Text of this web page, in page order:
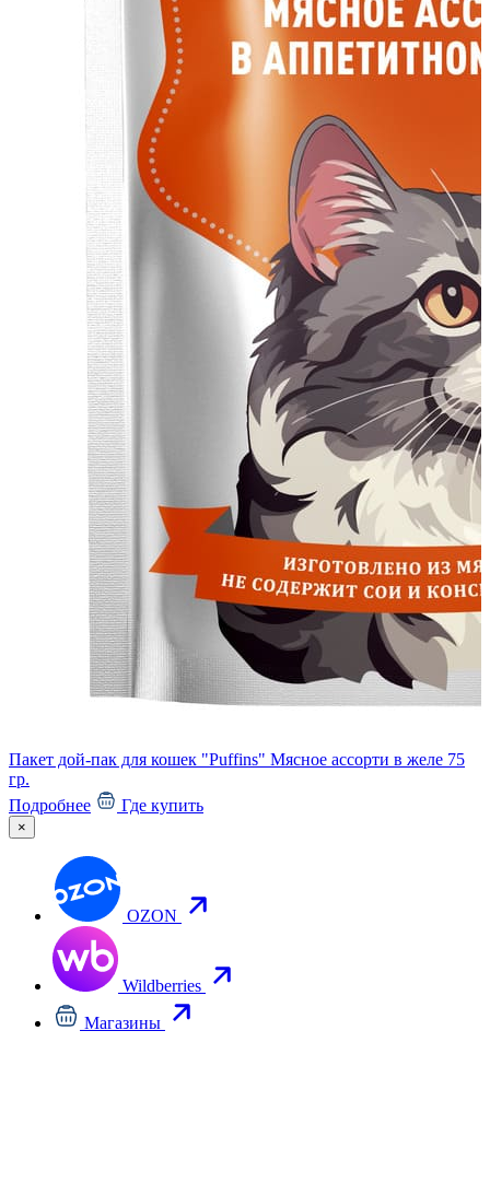
Пакет дой-пак для кошек "Puffins" Мясное ассорти в желе 75
гр.
Подробнее
Где купить
×
OZON
Wildberries
Магазины